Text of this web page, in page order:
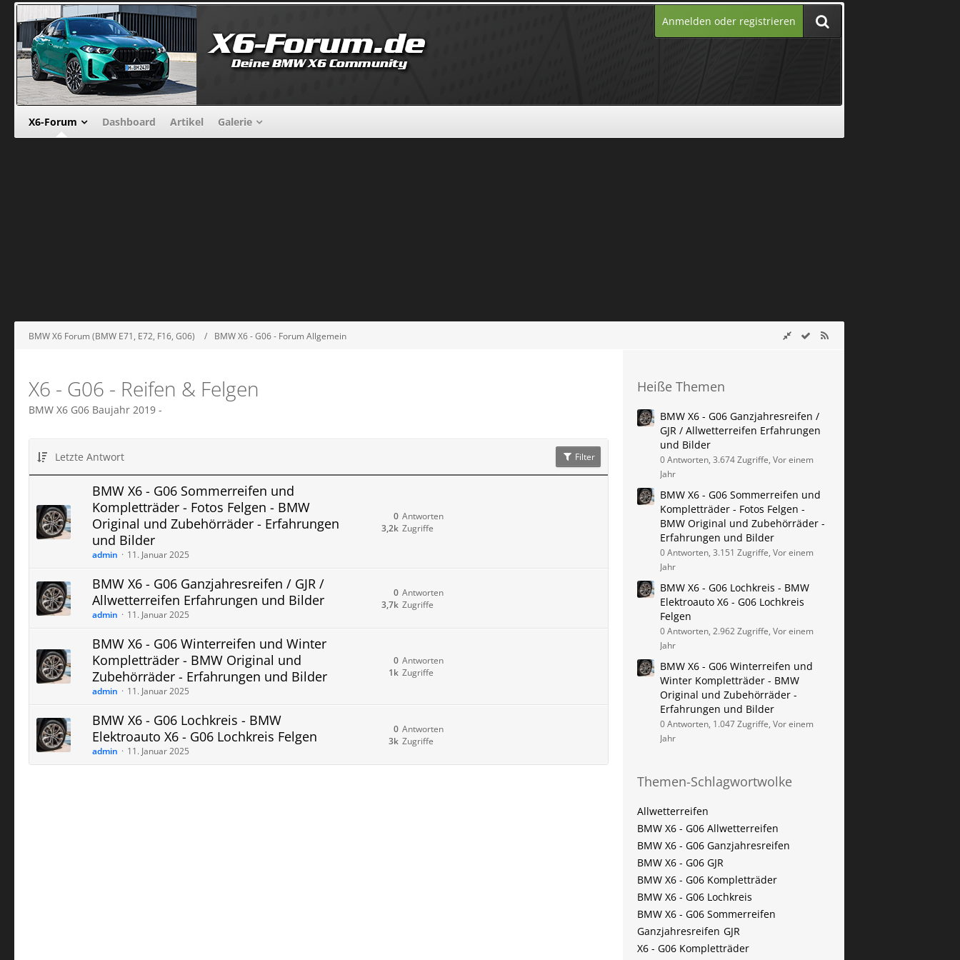
Anmelden oder registrieren
X6-Forum Dashboard Artikel Galerie
BMW X6 Forum (BMW E71, E72, F16, G06) BMW X6 - G06 - Forum Allgemein
X6 - G06 - Reifen & Felgen
BMW X6 G06 Baujahr 2019 -
Letzte Antwort Filter
BMW X6 - G06 Sommerreifen und
Kompletträder - Fotos Felgen - BMW
Original und Zubehörräder - Erfahrungen
und Bilder
admin 11. Januar 2025
Antworten
0
Zugriffe
3,2k
BMW X6 - G06 Ganzjahresreifen / GJR /
Allwetterreifen Erfahrungen und Bilder
admin 11. Januar 2025
Antworten
0
Zugriffe
3,7k
BMW X6 - G06 Winterreifen und Winter
Kompletträder - BMW Original und
Zubehörräder - Erfahrungen und Bilder
admin 11. Januar 2025
Antworten
0
Zugriffe
1k
BMW X6 - G06 Lochkreis - BMW
Elektroauto X6 - G06 Lochkreis Felgen
admin 11. Januar 2025
Antworten
0
Zugriffe
3k
Heiße Themen
BMW X6 - G06 Ganzjahresreifen /
GJR / Allwetterreifen Erfahrungen
und Bilder
0 Antworten, 3.674 Zugriffe, Vor einem
Jahr
BMW X6 - G06 Sommerreifen und
Kompletträder - Fotos Felgen -
BMW Original und Zubehörräder -
Erfahrungen und Bilder
0 Antworten, 3.151 Zugriffe, Vor einem
Jahr
BMW X6 - G06 Lochkreis - BMW
Elektroauto X6 - G06 Lochkreis
Felgen
0 Antworten, 2.962 Zugriffe, Vor einem
Jahr
BMW X6 - G06 Winterreifen und
Winter Kompletträder - BMW
Original und Zubehörräder -
Erfahrungen und Bilder
0 Antworten, 1.047 Zugriffe, Vor einem
Jahr
Themen-Schlagwortwolke
Allwetterreifen
BMW X6 - G06 Allwetterreifen
BMW X6 - G06 Ganzjahresreifen
BMW X6 - G06 GJR
BMW X6 - G06 Kompletträder
BMW X6 - G06 Lochkreis
BMW X6 - G06 Sommerreifen
Ganzjahresreifen GJR
X6 - G06 Kompletträder